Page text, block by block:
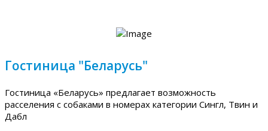
Гостиница "Беларусь"
Гостиница «Беларусь» предлагает возможность
расселения с собаками в номерах категории Сингл, Твин и
Дабл